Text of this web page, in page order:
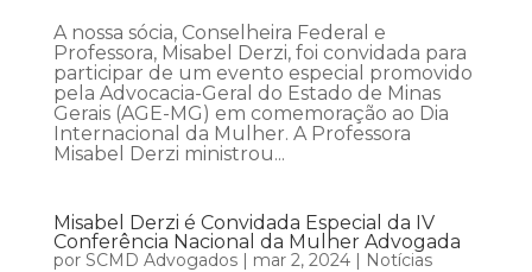
A nossa sócia, Conselheira Federal e
Professora, Misabel Derzi, foi convidada para
participar de um evento especial promovido
pela Advocacia-Geral do Estado de Minas
Gerais (AGE-MG) em comemoração ao Dia
Internacional da Mulher. A Professora
Misabel Derzi ministrou...
Misabel Derzi é Convidada Especial da IV
Conferência Nacional da Mulher Advogada
por SCMD Advogados| mar 2, 2024| Notícias